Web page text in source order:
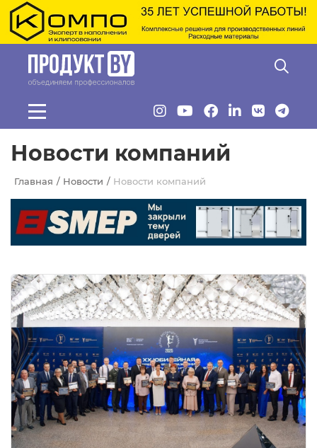
Перейти к основному содержанию
Новости компаний
Главная Новости Новости компаний